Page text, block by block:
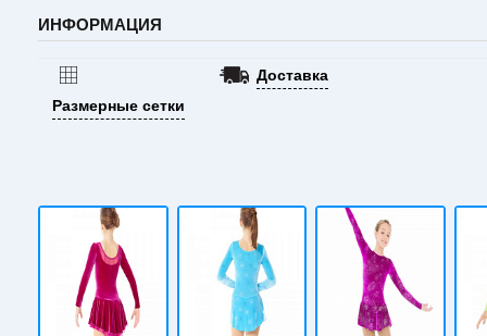
ИНФОРМАЦИЯ
Размерные сетки
Доставка